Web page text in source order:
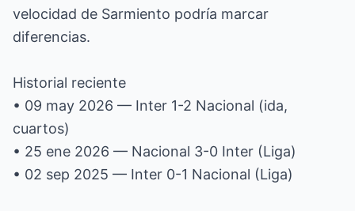
velocidad de Sarmiento podría marcar
diferencias.
Historial reciente
• 09 may 2026 — Inter 1-2 Nacional (ida,
cuartos)
• 25 ene 2026 — Nacional 3-0 Inter (Liga)
• 02 sep 2025 — Inter 0-1 Nacional (Liga)